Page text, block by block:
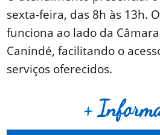
sexta-feira, das 8h às 13h.
funciona ao lado da
Canindé, facilitando o
serviços oferecidos.
+